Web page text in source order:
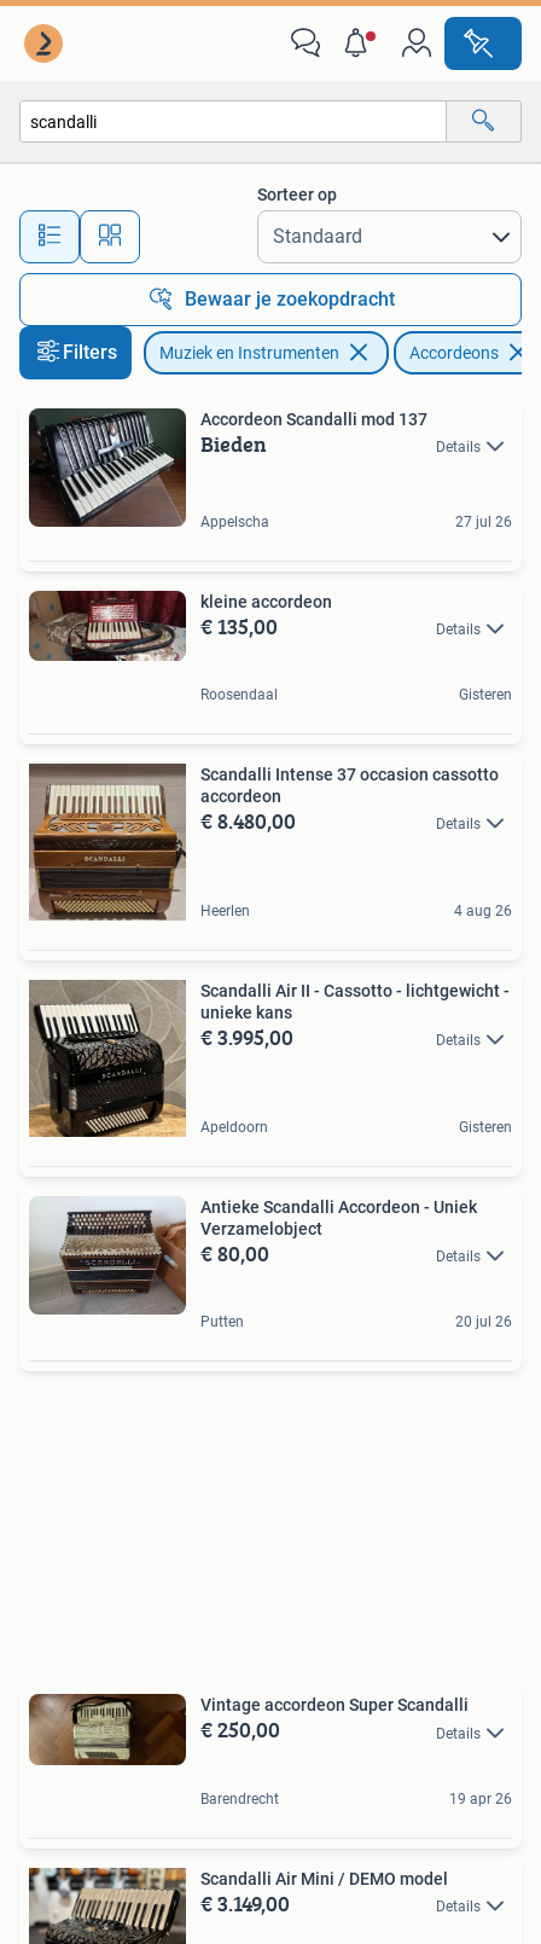
Alle afstanden…
Sorteer op
Bewaar je zoekopdracht
Filters Muziek en Instrumenten Accordeons
Accordeon Scandalli mod 137
Bieden Details
Appelscha 27 jul 26
kleine accordeon
€ 135,00 Details
Roosendaal Gisteren
Scandalli Intense 37 occasion cassotto
accordeon
€ 8.480,00 Details
Heerlen 4 aug 26
Scandalli Air II - Cassotto - lichtgewicht -
unieke kans
€ 3.995,00 Details
Apeldoorn Gisteren
Antieke Scandalli Accordeon - Uniek
Verzamelobject
€ 80,00 Details
Putten 20 jul 26
Vintage accordeon Super Scandalli
€ 250,00 Details
Barendrecht 19 apr 26
Scandalli Air Mini / DEMO model
€ 3.149,00 Details